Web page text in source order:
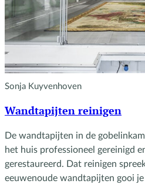
Sonja Kuyvenhoven
Wandtapijten reinigen
De wandtapijten in de
het huis professioneel gereinigd
gerestaureerd. Dat reinigen
eeuwenoude wandtapijten gooi